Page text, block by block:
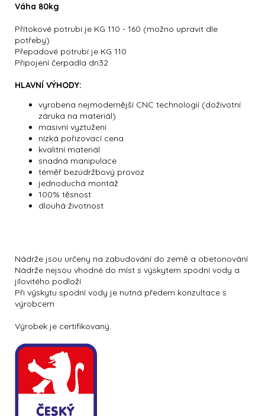
Váha 80kg
Přítokové potrubí je KG 110 - 160 (možno upravit dle
potřeby)
Přepadové potrubí je KG 110
Připojení čerpadla dn32
HLAVNÍ VÝHODY:
vyrobena nejmodernější CNC technologií (doživotní
záruka na materiál)
masivní vyztužení
nízká pořizovací cena
kvalitní materiál
snadná manipulace
téměř bezúdržbový provoz
jednoduchá montáž
100% těsnost
dlouhá životnost
Nádrže jsou určeny na zabudování do země a obetonování
Nádrže nejsou vhodné do míst s výskytem spodní vody a
jílovitého podloží
Při výskytu spodní vody je nutná předem konzultace s
výrobcem
Výrobek je certifikovaný.